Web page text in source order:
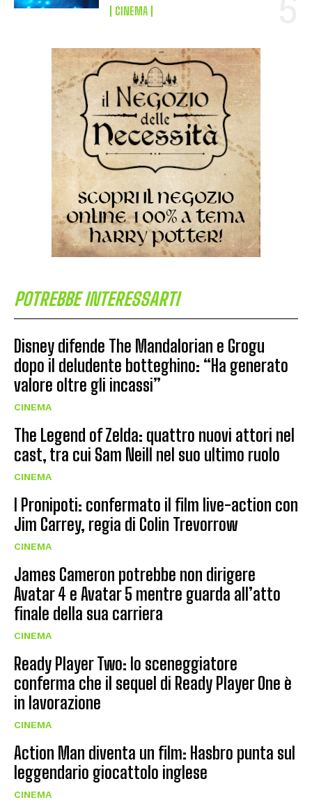
CINEMA
POTREBBE INTERESSARTI
Disney difende The Mandalorian e Grogu
dopo il deludente botteghino: “Ha generato
valore oltre gli incassi”
CINEMA
The Legend of Zelda: quattro nuovi attori nel
cast, tra cui Sam Neill nel suo ultimo ruolo
CINEMA
I Pronipoti: confermato il film live-action con
Jim Carrey, regia di Colin Trevorrow
CINEMA
James Cameron potrebbe non dirigere
Avatar 4 e Avatar 5 mentre guarda all’atto
finale della sua carriera
CINEMA
Ready Player Two: lo sceneggiatore
conferma che il sequel di Ready Player One è
in lavorazione
CINEMA
Action Man diventa un film: Hasbro punta sul
leggendario giocattolo inglese
CINEMA